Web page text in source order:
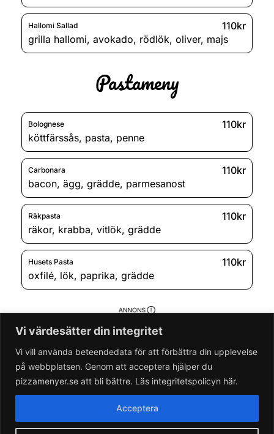
Vi värdesätter din integritet
Vi vill använda beteendedata för att förbättra din upplevelse
på webbplatsen. Genom att acceptera hjälper du
pizzamenyer.se att bli bättre. Läs integritetspolicyn här.
Acceptera
Hallomi Sallad
110kr
grilla hallomi, avokado, rödlök, oliver, majs
Pastameny
Bolognese
110kr
köttfärssås, pasta, penne
Carbonara
110kr
bacon, ägg, grädde, parmesanost
Räkpasta
110kr
räkor, krabba, vitlök, grädde
Husets Pasta
110kr
oxfilé, lök, paprika, grädde